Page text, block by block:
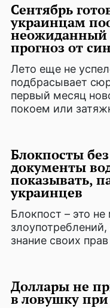
Сентябрь
украинцам
неожиданный
прогноз от
Лето еще не
подбрасывает
первый месяц
покоем или
Блокпосты
документы
показывать,
украинцев
Блокпост – это не
знание своих
Доллары не
в ловушку